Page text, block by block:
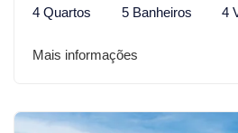
4 Quartos 5 Banheiros 4
Mais informações